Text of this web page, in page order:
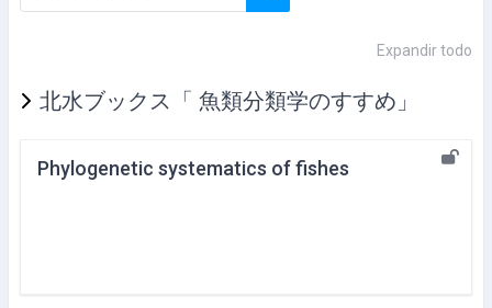
Buscar cursos
Expandir todo
北水ブックス「 魚類分類学のすすめ」
Phylogenetic systematics of fishes